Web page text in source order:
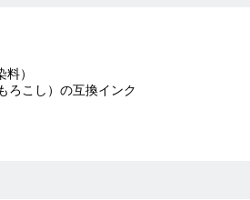
）
ろこし）の互換インク